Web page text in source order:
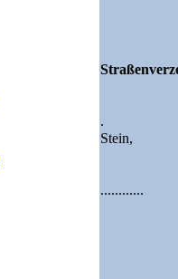
.
Stein,
............